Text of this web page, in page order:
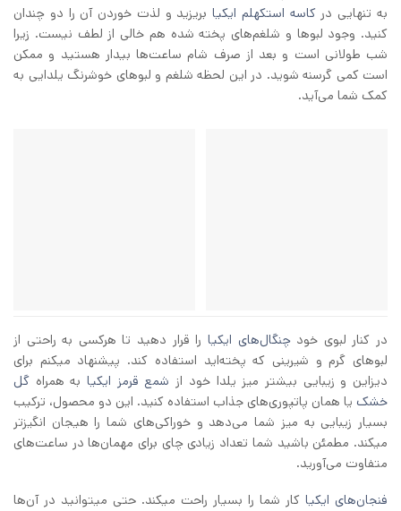
به تنهایی درکاسه استکهلم ایکیابریزید و لذت خوردن آن را دو چندان
کنید. وجود لبو‌ها و شلغم‌های پخته شده هم خالی از لطف نیست. زیرا
شب طولانی است و بعد از صرف شام ساعت‌ها بیدار هستید و ممکن
است کمی گرسنه شوید. در این لحظه شلغم و لبوهای خوشرنگ یلدایی به
کمک شما می‌آید.
در کنار لبوی خودچنگال‌های ایکیا را قرار دهید تا هرکسی به راحتی از
لبوهای گرم و شیرینی که پخته‌اید استفاده کند. پیشنهاد میکنم برای
دیزاین و زیبایی بیشتر میز یلدا خود از شمع قرمز ایکیابه همراه گل
خشک یا همان پاتپوری‌های جذاب استفاده کنید. این دو محصول، ترکیب
بسیار زیبایی به میز شما می‌دهد و خوراکی‌های شما را هیجان انگیز‌تر
میکند. مطمئن باشید شما تعداد زیادی چای برای مهمان‌ها در ساعت‌های
متفاوت می‌آورید.
فنجان‌های ایکیا کار شما را بسیار راحت میکند. حتی میتوانید در آن‌ها